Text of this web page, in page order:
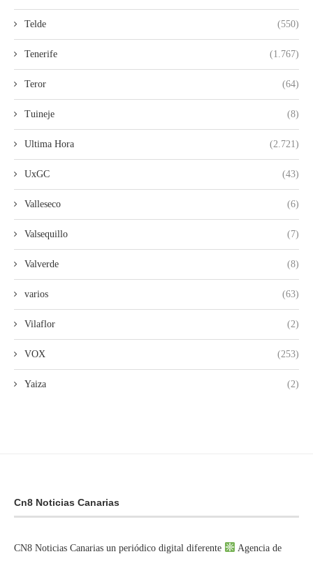
Telde (550)
Tenerife (1.767)
Teror (64)
Tuineje (8)
Ultima Hora (2.721)
UxGC (43)
Valleseco (6)
Valsequillo (7)
Valverde (8)
varios (63)
Vilaflor (2)
VOX (253)
Yaiza (2)
Cn8 Noticias Canarias
CN8 Noticias Canarias un periódico digital diferente
Agencia de